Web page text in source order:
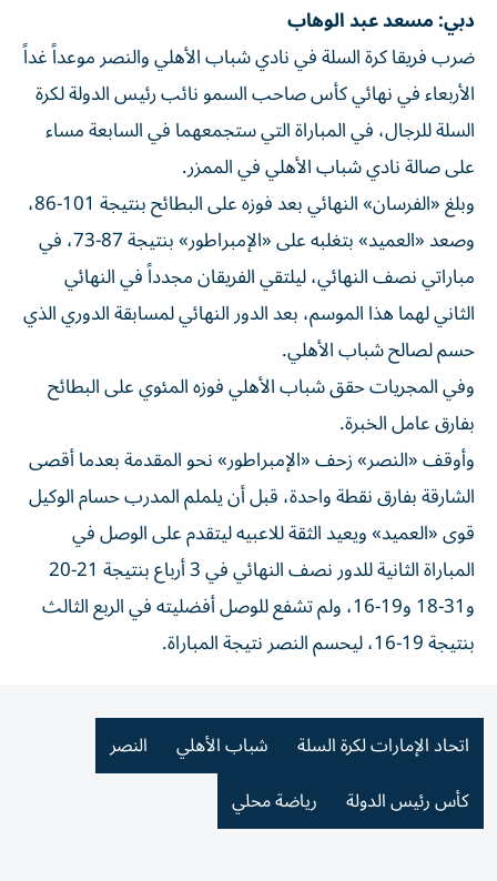
دبي: مسعد عبد الوهاب
ضرب فريقا كرة السلة في نادي شباب الأهلي والنصر موعداً غداً
الأربعاء في نهائي كأس صاحب السمو نائب رئيس الدولة لكرة
السلة للرجال، في المباراة التي ستجمعهما في السابعة مساء
على صالة نادي شباب الأهلي في الممزر.
وبلغ «الفرسان» النهائي بعد فوزه على البطائح بنتيجة 101-86،
وصعد «العميد» بتغلبه على «الإمبراطور» بنتيجة 87-73، في
مباراتي نصف النهائي، ليلتقي الفريقان مجدداً في النهائي
الثاني لهما هذا الموسم، بعد الدور النهائي لمسابقة الدوري الذي
حسم لصالح شباب الأهلي.
وفي المجريات حقق شباب الأهلي فوزه المئوي على البطائح
بفارق عامل الخبرة.
وأوقف «النصر» زحف «الإمبراطور» نحو المقدمة بعدما أقصى
الشارقة بفارق نقطة واحدة، قبل أن يلملم المدرب حسام الوكيل
قوى «العميد» ويعيد الثقة للاعبيه ليتقدم على الوصل في
المباراة الثانية للدور نصف النهائي في 3 أرباع بنتيجة 21-20
و31-18 و19-16، ولم تشفع للوصل أفضليته في الربع الثالث
بنتيجة 19-16، ليحسم النصر نتيجة المباراة.
اتحاد الإمارات لكرة السلة شباب الأهلي
النصر
كأس رئيس الدولة
رياضة محلي